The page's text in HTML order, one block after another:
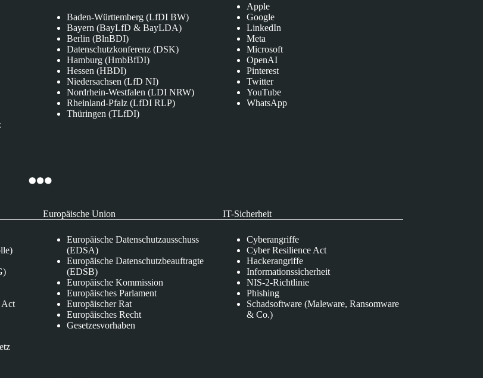
Baden-Württemberg (LfDI BW)
Bayern (BayLfD & BayLDA)
Berlin (BlnBDI)
Datenschutzkonferenz (DSK)
Hamburg (HmbBfDI)
Hessen (HBDI)
Niedersachsen (LfD NI)
Nordrhein-Westfalen (LDI NRW)
Rheinland-Pfalz (LfDI RLP)
Thüringen (TLfDI)
Apple
Google
LinkedIn
Meta
Microsoft
OpenAI
Pinterest
Twitter
YouTube
WhatsApp
Act
Europäische Union
Europäische Datenschutzausschuss
(EDSA)
Europäische Datenschutzbeauftragte
(EDSB)
Europäische Kommission
Europäisches Parlament
Europäischer Rat
Europäisches Recht
Gesetzesvorhaben
IT-Sicherheit
Cyberangriffe
Cyber Resilience Act
Hackerangriffe
Informationssicherheit
NIS-2-Richtlinie
Phishing
Schadsoftware (Maleware, Ransomware
& Co.)